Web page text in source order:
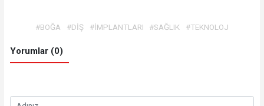
#BOĞA #DİŞ #İMPLANTLARI #SAĞLIK #TEKNOLOJ
Yorumlar (0)